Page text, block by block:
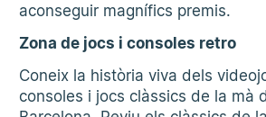
aconseguir magnífics premis.
Zona de jocs i consoles retro
Coneix la història viva dels
consoles i jocs clàssics de la mà